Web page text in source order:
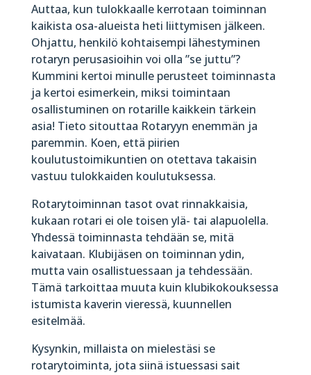
Auttaa, kun tulokkaalle kerrotaan toiminnan
kaikista osa-alueista heti liittymisen jälkeen.
Ohjattu, henkilö kohtaisempi lähestyminen
rotaryn perusasioihin voi olla ”se juttu”?
Kummini kertoi minulle perusteet toiminnasta
ja kertoi esimerkein, miksi toimintaan
osallistuminen on rotarille kaikkein tärkein
asia! Tieto sitouttaa Rotaryyn enemmän ja
paremmin. Koen, että piirien
koulutustoimikuntien on otettava takaisin
vastuu tulokkaiden koulutuksessa.
Rotarytoiminnan tasot ovat rinnakkaisia,
kukaan rotari ei ole toisen ylä- tai alapuolella.
Yhdessä toiminnasta tehdään se, mitä
kaivataan. Klubijäsen on toiminnan ydin,
mutta vain osallistuessaan ja tehdessään.
Tämä tarkoittaa muuta kuin klubikokouksessa
istumista kaverin vieressä, kuunnellen
esitelmää.
Kysynkin, millaista on mielestäsi se
rotarytoiminta, jota siinä istuessasi sait